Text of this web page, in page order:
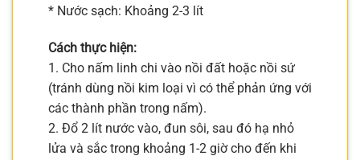
* Nước sạch: Khoảng 2-3 lít
Cách thực hiện:
1. Cho nấm linh chi vào nồi đất hoặc nồi sứ
(tránh dùng nồi kim loại vì có thể phản ứng với
các thành phần trong nấm).
2. Đổ 2 lít nước vào, đun sôi, sau đó hạ nhỏ
lửa và sắc trong khoảng 1-2 giờ cho đến khi